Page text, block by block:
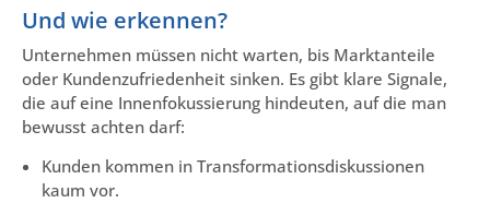
Und wie erkennen?
Unternehmen müssen nicht warten, bis Marktanteile
oder Kundenzufriedenheit sinken. Es gibt klare Signale,
die auf eine Innenfokussierung hindeuten, auf die man
bewusst achten darf:
Kunden kommen in Transformationsdiskussionen
kaum vor.